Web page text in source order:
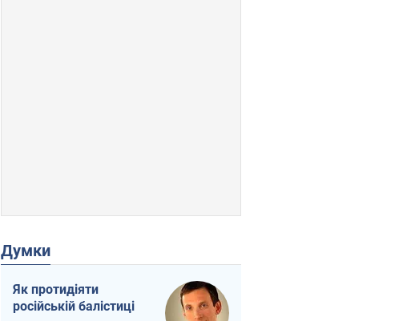
Думки
Як протидіяти
російській балістиці